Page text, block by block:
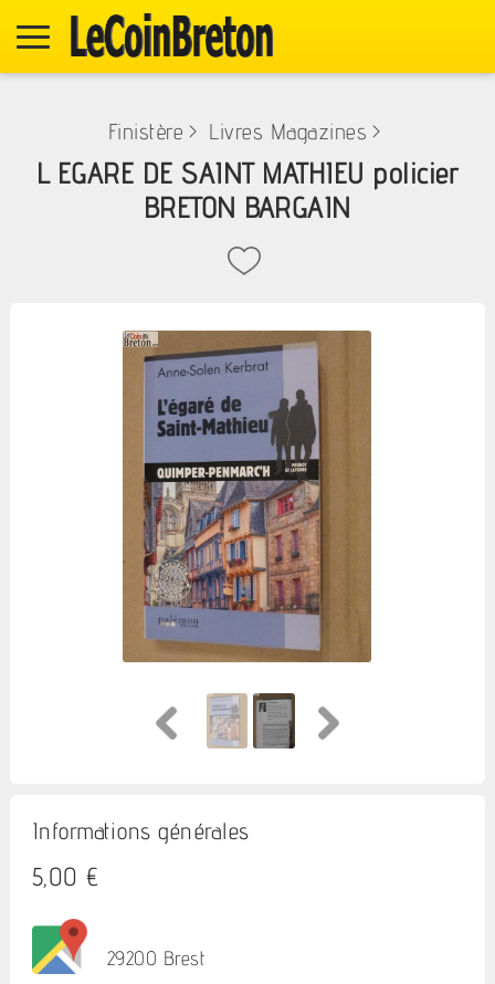
Finistère > Livres Magazines >
L EGARE DE SAINT MATHIEU policier
BRETON BARGAIN
Informations générales
5,00 €
29200 Brest